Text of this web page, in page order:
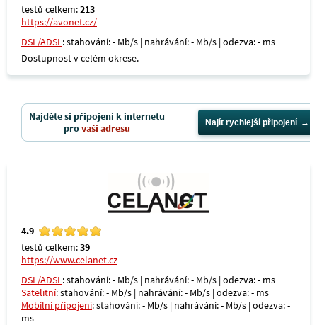
testů celkem:213
https://avonet.cz/
DSL/ADSL: stahování: - Mb/s | nahrávání: - Mb/s | odezva: - ms
Dostupnost v celém okrese.
Najděte si připojení k internetu
provaši adresu Najít rychlejší připojení
4.9
testů celkem:39
https://www.celanet.cz
DSL/ADSL: stahování: - Mb/s | nahrávání: - Mb/s | odezva: - ms
Satelitní: stahování: - Mb/s | nahrávání: - Mb/s | odezva: - ms
Mobilní připojení: stahování: - Mb/s | nahrávání: - Mb/s | odezva: -
ms